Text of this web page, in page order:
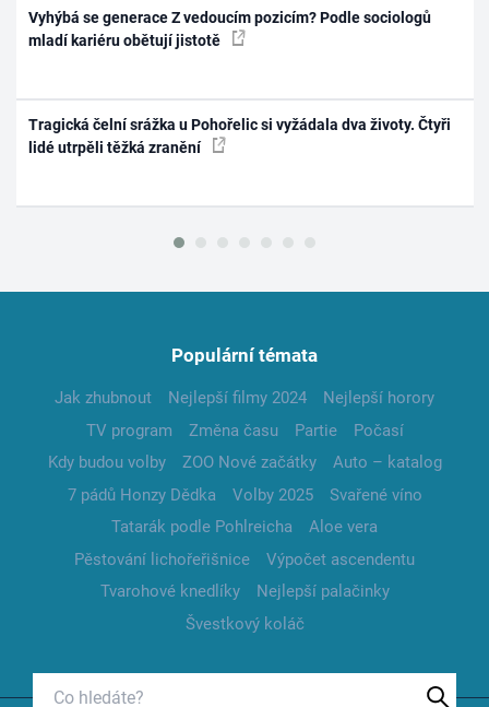
Vyhýbá se generace Z vedoucím pozicím? Podle sociologů
mladí kariéru obětují jistotě
Tragická čelní srážka u Pohořelic si vyžádala dva životy. Čtyři
lidé utrpěli těžká zranění
Populární témata
Jak zhubnout Nejlepší filmy 2024
Nejlepší horory
TV program
Změna času Partie
Počasí
Kdy budou volby
ZOO Nové začátky
Auto – katalog
7 pádů Honzy Dědka
Volby 2025
Svařené víno
Tatarák podle Pohlreicha
Aloe vera
Pěstování lichořeřišnice
Výpočet ascendentu
Tvarohové knedlíky
Nejlepší palačinky
Švestkový koláč